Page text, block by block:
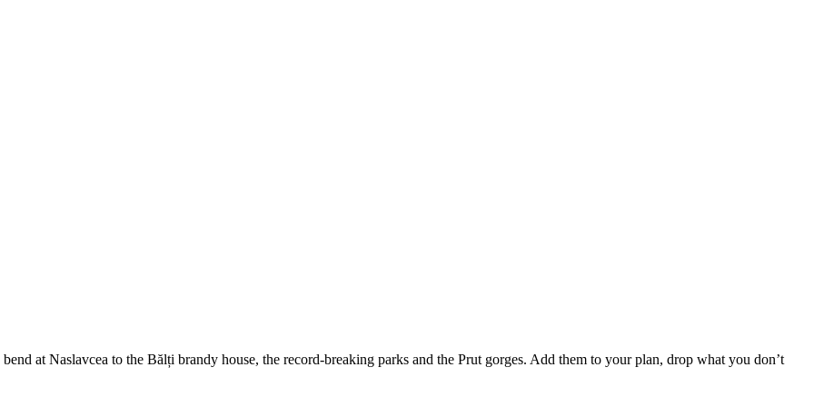
at Naslavcea to the Bălți brandy house, the record-breaking parks and the Prut gorges. Add them to your plan, drop what you don’t